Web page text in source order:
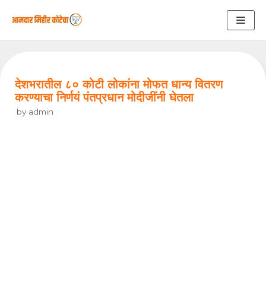
देशभरातील ८० कोटी लोकांना मोफत धान्य वितरण
करण्याचा निर्णयं पंतप्रधान मोदीजींनी घेतला
by admin